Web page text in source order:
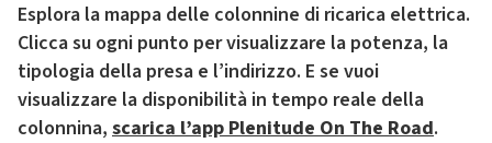
Esplora la mappa delle colonnine di ricarica elettrica.
Clicca su ogni punto per visualizzare la potenza, la
tipologia della presa e l’indirizzo. E se vuoi
visualizzare la disponibilità in tempo reale della
colonnina, scarica l’app Plenitude On The Road.